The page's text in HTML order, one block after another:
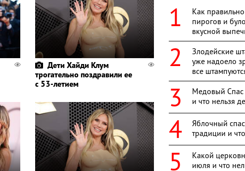
Дети Хайди Клум
трогательно поздравили ее
с 53-летием
Как
пирогов и
вкусной
Злодейские
уже надоело
все
Медовый Спас
и что нельзя
Яблочный спас
традиции и
Какой
июля и что